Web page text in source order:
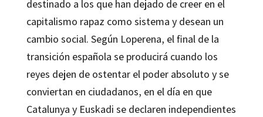
destinado a los que han dejado de creer en el
capitalismo rapaz como sistema y desean un
cambio social. Según Loperena, el final de la
transición española se producirá cuando los
reyes dejen de ostentar el poder absoluto y se
conviertan en ciudadanos, en el día en que
Catalunya y Euskadi se declaren independientes